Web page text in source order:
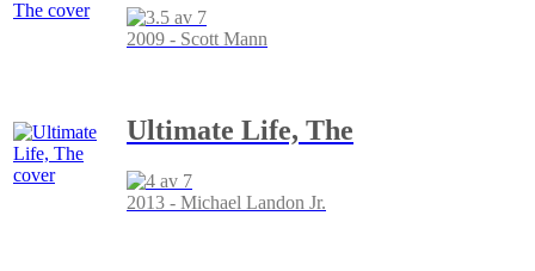
2009 - Scott Mann
Ultimate Life, The
2013 - Michael Landon Jr.